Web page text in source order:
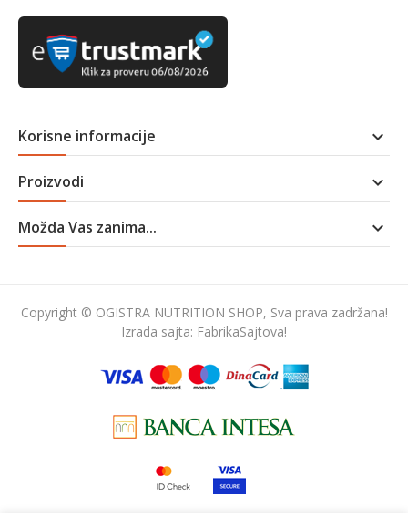
Korisne informacije 
Proizvodi 
Možda Vas zanima... 
Copyright © OGISTRA NUTRITION SHOP, Sva prava zadržana!
Izrada sajta: FabrikaSajtova!